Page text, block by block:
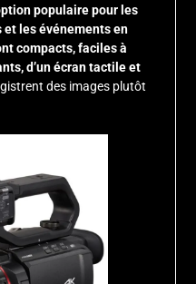
populaire pour les
les événements en
compacts, faciles à
d’un écran tactile et
des images plutôt